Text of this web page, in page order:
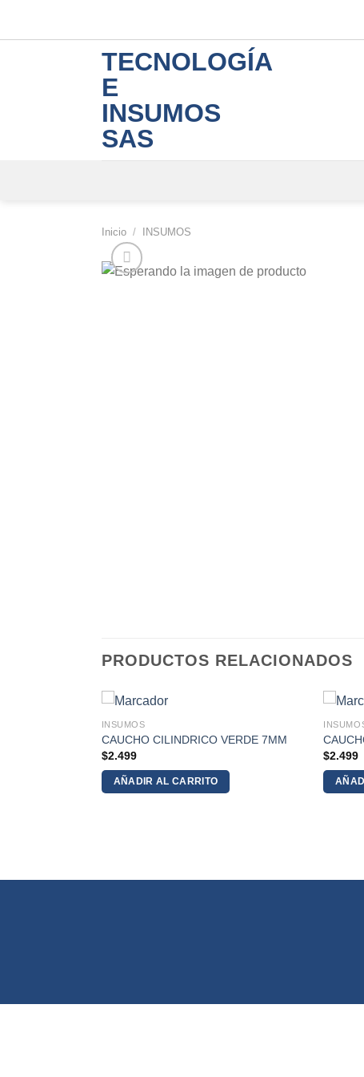
TECNOLOGÍA
E
INSUMOS
SAS
Inicio / INSUMOS
PRODUCTOS RELACIONADOS
INSUMOS
CAUCHO CILINDRICO VERDE 7MM
$2.499
AÑADIR AL CARRITO
$2.499